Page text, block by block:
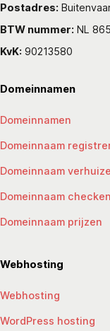
Postadres:
BTW nummer: NL
KvK: 90213580
Domeinnamen
Domeinnamen
Domeinnaam
Domeinnaam
Domeinnaam checken
Domeinnaam prijzen
Webhosting
Webhosting
WordPress hosting